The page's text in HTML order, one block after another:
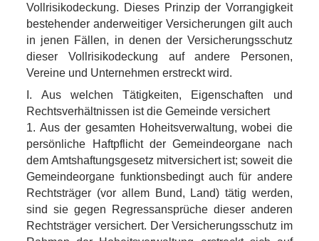
Vollrisikodeckung. Dieses Prinzip der Vorrangigkeit
bestehender anderweitiger Versicherungen gilt auch
in jenen Fällen, in denen der Versicherungsschutz
dieser Vollrisikodeckung auf andere Personen,
Vereine und Unternehmen erstreckt wird.
I. Aus welchen Tätigkeiten, Eigenschaften und
Rechtsverhältnissen ist die Gemeinde versichert
1. Aus der gesamten Hoheitsverwaltung, wobei die
persönliche Haftpflicht der Gemeindeorgane nach
dem Amtshaftungsgesetz mitversichert ist; soweit die
Gemeindeorgane funktionsbedingt auch für andere
Rechtsträger (vor allem Bund, Land) tätig werden,
sind sie gegen Regressansprüche dieser anderen
Rechtsträger versichert. Der Versicherungsschutz im